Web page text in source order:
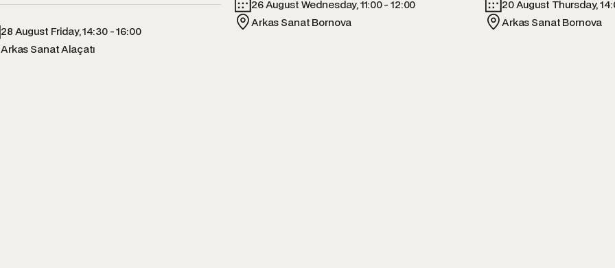
28 August Friday, 14:30 - 16:00
Arkas Sanat Alaçatı
26 August Wednesday, 11:00 - 12:00
Arkas Sanat Bornova
20 August Thursday,
Arkas Sanat Bornova